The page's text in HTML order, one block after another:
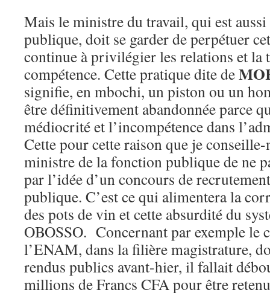
Mais le ministre du travail, qui est
publique, doit se garder de perpétuer
continue à privilégier les relations et la
compétence. Cette pratique dite de
signifie, en mbochi, un piston ou un
être définitivement abandonnée parce
médiocrité et l’incompétence dans
Cette pour cette raison que je
ministre de la fonction publique de ne
par l’idée d’un concours de
publique. C’est ce qui alimentera la
des pots de vin et cette absurdité du
OBOSSO. Concernant par exemple le
l’ENAM, dans la filière magistrature,
rendus publics avant-hier, il fallait
millions de Francs CFA pour être